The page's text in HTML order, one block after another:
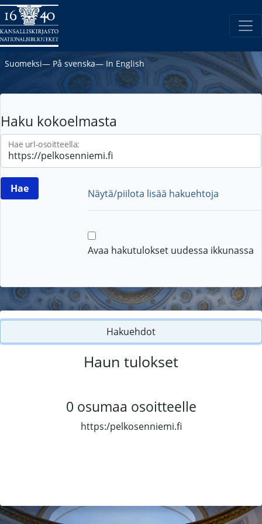
Suomeksi― På svenska― In English
Haku kokoelmasta
Hae url-osoitteella:
Näytä/piilota lisää hakuehtoja
Avaa hakutulokset uudessa ikkunassa
Hakuehdot
Haun tulokset
0 osumaa osoitteelle
https:/pelkosenniemi.fi